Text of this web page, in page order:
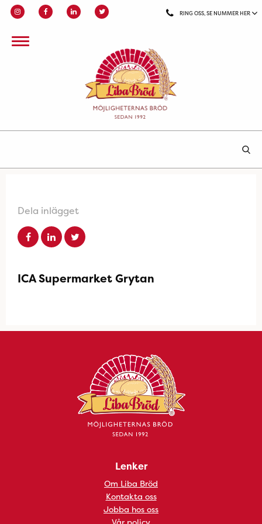
RING OSS, SE NUMMER HER
Dela inlägget
ICA Supermarket Grytan
Lenker
Om Liba Bröd
Kontakta oss
Jobba hos oss